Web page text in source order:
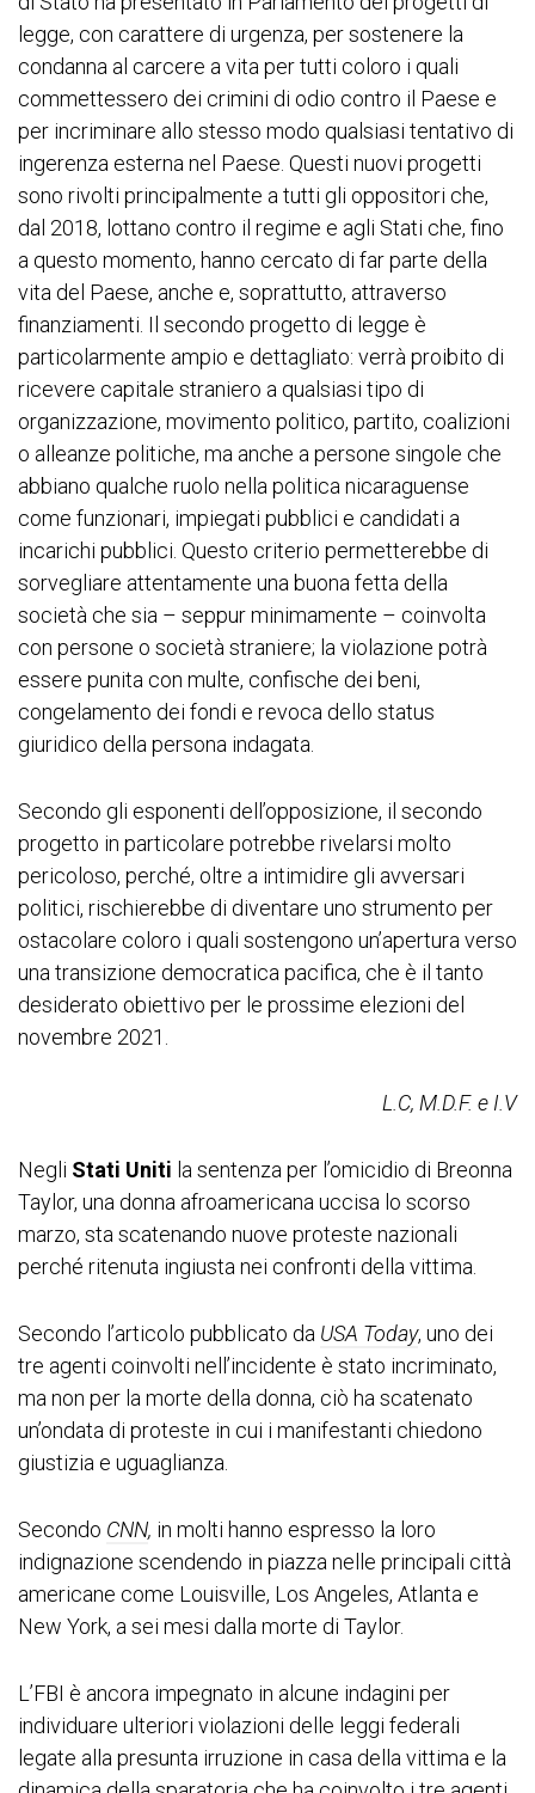
legge, con carattere di urgenza, per sostenere la
condanna al carcere a vita per tutti coloro i quali
commettessero dei crimini di odio contro il Paese e
per incriminare allo stesso modo qualsiasi tentativo di
ingerenza esterna nel Paese. Questi nuovi progetti
sono rivolti principalmente a tutti gli oppositori che,
dal 2018, lottano contro il regime e agli Stati che, fino
a questo momento, hanno cercato di far parte della
vita del Paese, anche e, soprattutto, attraverso
finanziamenti. Il secondo progetto di legge è
particolarmente ampio e dettagliato: verrà proibito di
ricevere capitale straniero a qualsiasi tipo di
organizzazione, movimento politico, partito, coalizioni
o alleanze politiche, ma anche a persone singole che
abbiano qualche ruolo nella politica nicaraguense
come funzionari, impiegati pubblici e candidati a
incarichi pubblici. Questo criterio permetterebbe di
sorvegliare attentamente una buona fetta della
società che sia – seppur minimamente – coinvolta
con persone o società straniere; la violazione potrà
essere punita con multe, confische dei beni,
congelamento dei fondi e revoca dello status
giuridico della persona indagata.
Secondo gli esponenti dell’opposizione, il secondo
progetto in particolare potrebbe rivelarsi molto
pericoloso, perché, oltre a intimidire gli avversari
politici, rischierebbe di diventare uno strumento per
ostacolare coloro i quali sostengono un’apertura verso
una transizione democratica pacifica, che è il tanto
desiderato obiettivo per le prossime elezioni del
novembre 2021.
L.C, M.D.F. e I.V
Negli Stati Uniti la sentenza per l’omicidio di Breonna
Taylor, una donna afroamericana uccisa lo scorso
marzo, sta scatenando nuove proteste nazionali
perché ritenuta ingiusta nei confronti della vittima.
Secondo l’articolo pubblicato da USA Today, uno dei
tre agenti coinvolti nell’incidente è stato incriminato,
ma non per la morte della donna, ciò ha scatenato
un’ondata di proteste in cui i manifestanti chiedono
giustizia e uguaglianza.
Secondo CNN, in molti hanno espresso la loro
indignazione scendendo in piazza nelle principali città
americane come Louisville, Los Angeles, Atlanta e
New York, a sei mesi dalla morte di Taylor.
L’FBI è ancora impegnato in alcune indagini per
individuare ulteriori violazioni delle leggi federali
legate alla presunta irruzione in casa della vittima e la